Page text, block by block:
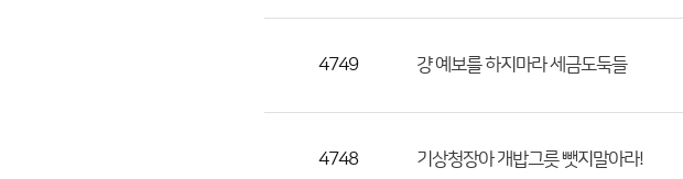
4749 걍 예보를 하지마라 세금도둑들
4748 기상청장아 개밥그릇 뺏지말아라!